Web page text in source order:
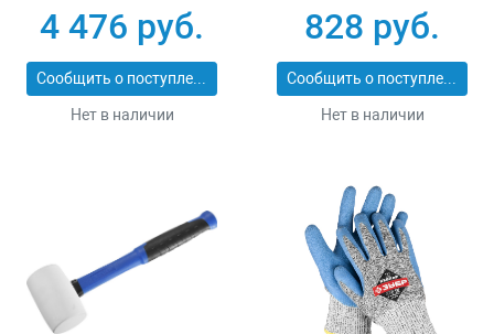
Stayer PROFI 3318-60
4 476 руб.
Сообщить о поступлении
Нет в наличии
828 руб.
Сообщить о поступлении
Нет в наличии